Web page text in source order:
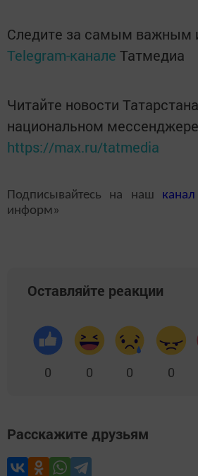
Следите за самым важным
Telegram-канале Татмедиа
Читайте новости
национальном
https://max.ru/tatmedia
Подписывайтесь на наш канал
информ»
Оставляйте реакции
0 0 0 0
Расскажите друзьям